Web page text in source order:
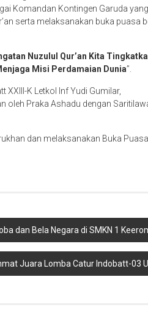
Komandan Kontingen Garuda
serta melaksanakan buka puasa
Nuzulul Qur’an Kita
Misi Perdamaian Dunia”.
K Letkol Inf Yudi Gumilar,
oleh Praka Ashadu dengan
dan melaksanakan Buka
dan Bela Negara di SMKN 1
Juara Lomba Catur Indobatt-03